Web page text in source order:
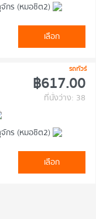
กร (หมอชิต2)
เลือก
รถทัวร์
฿617.00
ที่นั่งว่าง: 38
กร (หมอชิต2)
เลือก